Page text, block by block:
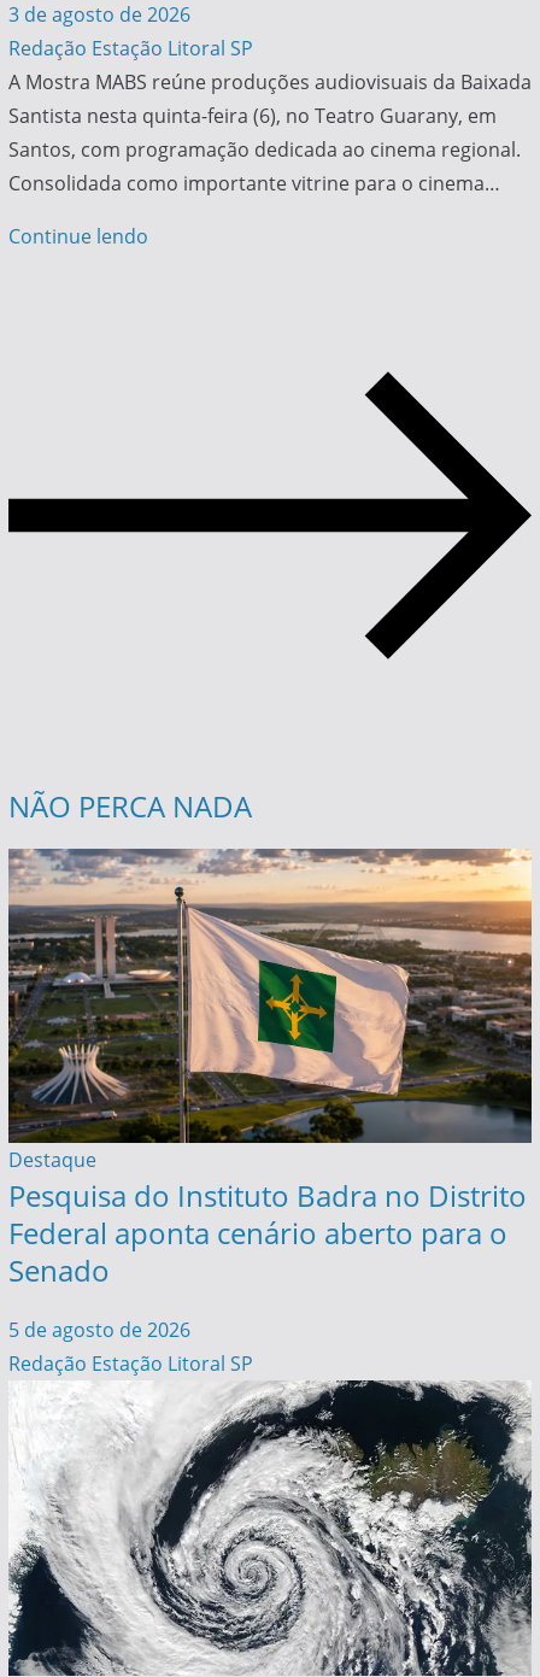
3 de agosto de 2026
Redação Estação Litoral SP
A Mostra MABS reúne produções audiovisuais da Baixada
Santista nesta quinta-feira (6), no Teatro Guarany, em
Santos, com programação dedicada ao cinema regional.
Consolidada como importante vitrine para o cinema…
Continue lendo
NÃO PERCA NADA
Destaque
Pesquisa do Instituto Badra no Distrito
Federal aponta cenário aberto para o
Senado
5 de agosto de 2026
Redação Estação Litoral SP